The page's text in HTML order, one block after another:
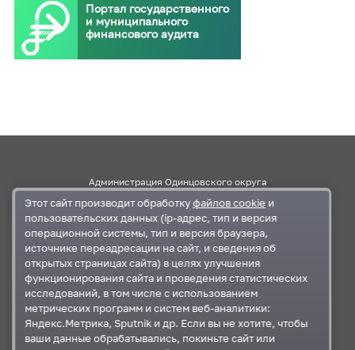
Портал государственного
и муниципального
финансового аудита
Администрация Одинцовского округа
Правительство Московской области
Контакты
г.Одинцово, ул. Маршала Бирюзова, д.5
+7 495-593-27-41,+7 495-367-11-87
odin_ksp@mosreg.ru ,krkomr@yandex.ru
Этот сайт производит обработкуфайлов cookieи
пользовательских данных (ip-адрес, тип и версия
операционной системы, тип и версия браузера,
источнике переадресации на сайт, и сведения об
открытых страницах сайта) в целях улучшения
функционирования сайта и проведения статистических
исследований, в том числе с использованием
метрических программ и систем веб-аналитики:
Яндекс.Метрика, Sputnik и др. Если вы не хотите, чтобы
ваши данные обрабатывались, покиньте сайт или